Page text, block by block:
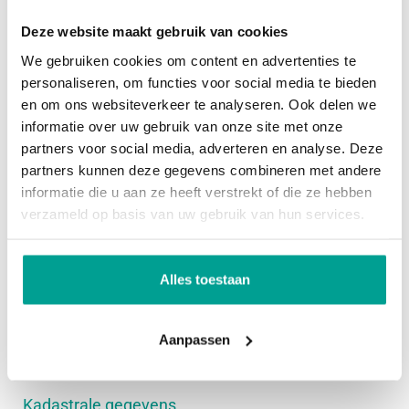
Deze website maakt gebruik van cookies
We gebruiken cookies om content en advertenties te
personaliseren, om functies voor social media te bieden
en om ons websiteverkeer te analyseren. Ook delen we
informatie over uw gebruik van onze site met onze
partners voor social media, adverteren en analyse. Deze
partners kunnen deze gegevens combineren met andere
informatie die u aan ze heeft verstrekt of die ze hebben
verzameld op basis van uw gebruik van hun services.
Alles toestaan
Aanpassen
1e verdieping:
De overloop geeft toegang tot drie slaapkamers en
de badkamer. De slaapkamer aan de voorzijde is
voorzien van een rolluik, een inbouwkast en een
strak plafond met spotjes. De overige twee
slaapkamers zijn gelegen aan de achterzijde
waarvan de hoofdslaapkamer tevens is voorzien
van een inbouwkast én airconditioning.
De tweede verdieping herbergt een ruime
zolderkamer, welke aan de achterzijde is voorzien
wasmachine- en drogeraansluiting, de
Permanente bewoning Ja
Onderhoud binnen Goed tot uitstekend
Huidig gebruik Woonruimte
Rolluiken, Tv kabel, Buitenzonwering,
Airconditioning, Rookkanaal, Zonnepanelen
Kadastrale gegevens